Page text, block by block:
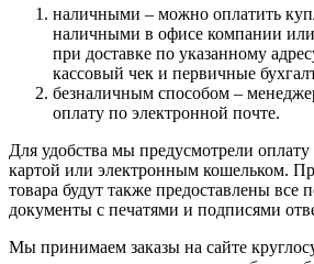
наличными – можно оплатить
наличными в офисе компании или
при доставке по указанному
кассовый чек и первичные
безналичным способом –
оплату по электронной почте.
Для удобства мы предусмотрели оплату
картой или электронным кошельком.
товара будут также предоставлены
документы с печатями и подписями
Мы принимаем заказы на сайте